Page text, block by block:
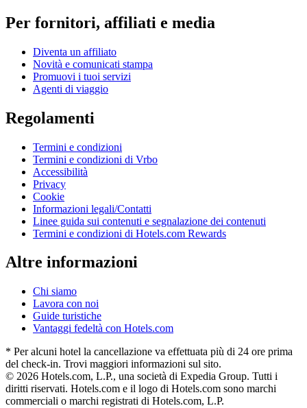
Per fornitori, affiliati e media
Diventa un affiliato
Novità e comunicati stampa
Promuovi i tuoi servizi
Agenti di viaggio
Regolamenti
Termini e condizioni
Termini e condizioni di Vrbo
Accessibilità
Privacy
Cookie
Informazioni legali/Contatti
Linee guida sui contenuti e segnalazione dei contenuti
Termini e condizioni di Hotels.com Rewards
Altre informazioni
Chi siamo
Lavora con noi
Guide turistiche
Vantaggi fedeltà con Hotels.com
* Per alcuni hotel la cancellazione va effettuata più di 24 ore prima
del check-in. Trovi maggiori informazioni sul sito.
© 2026 Hotels.com, L.P., una società di Expedia Group. Tutti i
diritti riservati. Hotels.com e il logo di Hotels.com sono marchi
commerciali o marchi registrati di Hotels.com, L.P.